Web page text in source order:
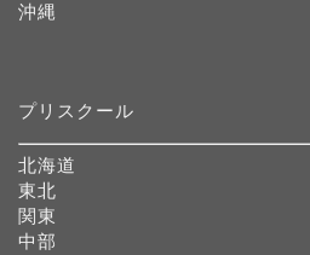
沖縄
プリスクール
北海道
東北
関東
中部